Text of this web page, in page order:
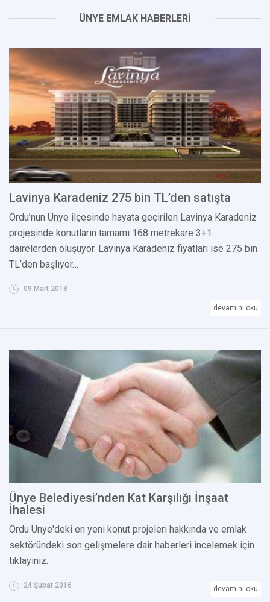
ÜNYE EMLAK HABERLERİ
Lavinya Karadeniz 275 bin TL’den satışta
Ordu’nun Ünye ilçesinde hayata geçirilen Lavinya Karadeniz
projesinde konutların tamamı 168 metrekare 3+1
dairelerden oluşuyor. Lavinya Karadeniz fiyatları ise 275 bin
TL’den başlıyor…
09 Mart 2018
devamını oku
Ünye Belediyesi’nden Kat Karşılığı İnşaat
İhalesi
Ordu Ünye'deki en yeni konut projeleri hakkında ve emlak
sektöründeki son gelişmelere dair haberleri incelemek için
tıklayınız.
24 Şubat 2016 devamını oku